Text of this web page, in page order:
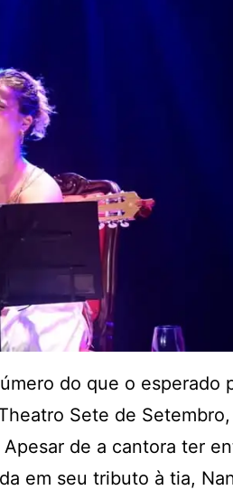
do que o esperado
Sete de
Apesar de a cantora ter
em seu tributo à tia,